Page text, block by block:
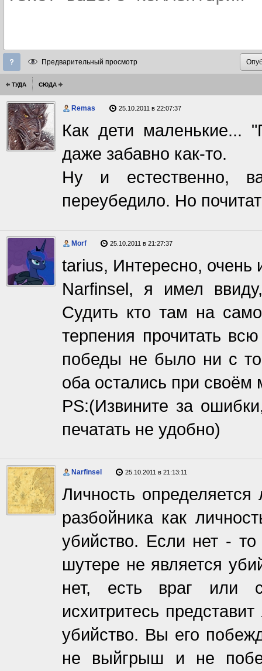
Предварительный просмотр
ТУДА СЮДА
Remas 25.10.2011 в 22:07:37
Как дети маленькие...
даже забавно как-то.
Ну и естественно,
переубедило. Но
Morf 25.10.2011 в 21:27:37
tarius, Интересно, очень
Narfinsel, я имел
Судить кто там на
терпения прочитать
победы не было ни с
оба остались при своём
PS:(Извините за
печатать не удобно)
Narfinsel 25.10.2011 в 21:13:11
Личность
разбойника как
убийство. Если нет -
шутере не является
нет, есть враг или
исхитритесь
убийство. Вы его
не выйгрыш и не